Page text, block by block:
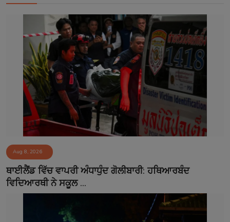
Aug 8, 2026
ਥਾਈਲੈਂਡ ਵਿੱਚ ਵਾਪਰੀ ਅੰਧਾਧੁੰਦ ਗੋਲੀਬਾਰੀ: ਹਥਿਆਰਬੰਦ
ਵਿਦਿਆਰਥੀ ਨੇ ਸਕੂਲ ...